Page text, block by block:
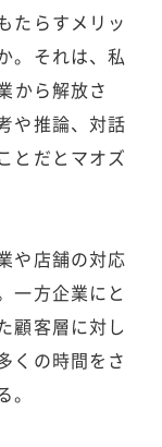
たらすメリッ
。それは、私
から解放さ
や推論、対話
とだとマオズ
や店舗の対応
一方企業にと
顧客層に対し
くの時間をさ